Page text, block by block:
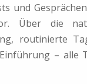
und
Über die
routinierte
– alle